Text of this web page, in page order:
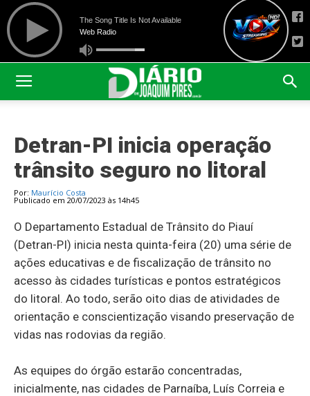
Detran-PI inicia operação
trânsito seguro no litoral
Por: Maurício Costa
Publicado em 20/07/2023 às 14h45
O Departamento Estadual de Trânsito do Piauí
(Detran-PI) inicia nesta quinta-feira (20) uma série de
ações educativas e de fiscalização de trânsito no
acesso às cidades turísticas e pontos estratégicos
do litoral. Ao todo, serão oito dias de atividades de
orientação e conscientização visando preservação de
vidas nas rodovias da região.
As equipes do órgão estarão concentradas,
inicialmente, nas cidades de Parnaíba, Luís Correia e